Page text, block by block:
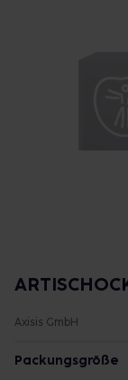
Axisis GmbH
Packungsgröße